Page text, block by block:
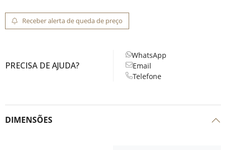
Receber alerta de queda de preço
PRECISA DE AJUDA?
WhatsApp
Email
Telefone
DIMENSÕES